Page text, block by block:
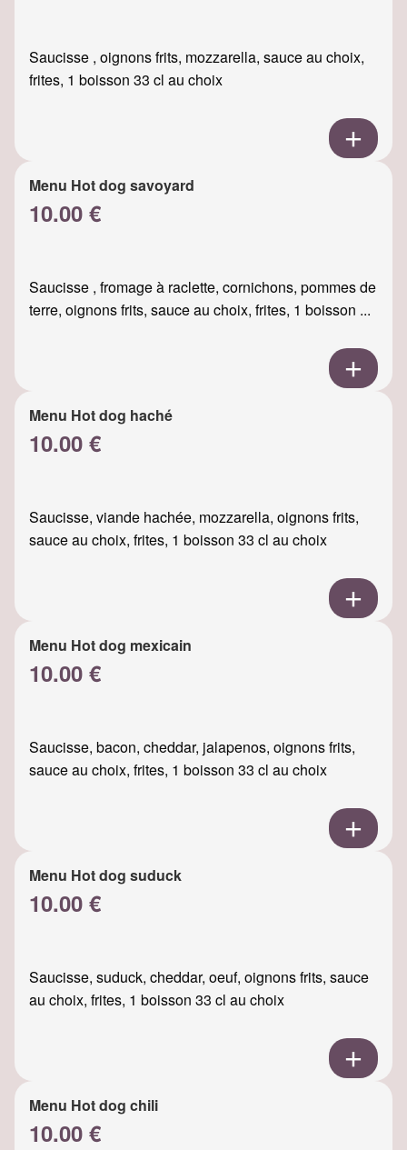
Saucisse , oignons frits, mozzarella, sauce au choix,
frites, 1 boisson 33 cl au choix
Menu Hot dog savoyard
10.00 €
Saucisse , fromage à raclette, cornichons, pommes de
terre, oignons frits, sauce au choix, frites, 1 boisson ...
Menu Hot dog haché
10.00 €
Saucisse, viande hachée, mozzarella, oignons frits,
sauce au choix, frites, 1 boisson 33 cl au choix
Menu Hot dog mexicain
10.00 €
Saucisse, bacon, cheddar, jalapenos, oignons frits,
sauce au choix, frites, 1 boisson 33 cl au choix
Menu Hot dog suduck
10.00 €
Saucisse, suduck, cheddar, oeuf, oignons frits, sauce
au choix, frites, 1 boisson 33 cl au choix
Menu Hot dog chili
10.00 €